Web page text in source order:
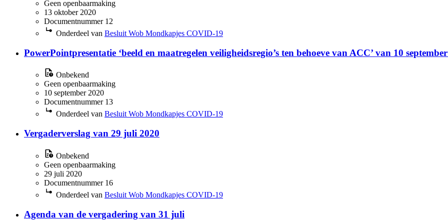
Geen openbaarmaking
13 oktober 2020
Documentnummer 12
Onderdeel van Besluit Wob Mondkapjes COVID-19
PowerPointpresentatie ‘beeld en maatregelen veiligheidsregio’s ten behoeve van ACC’ van 10
Onbekend
Geen openbaarmaking
10 september 2020
Documentnummer 13
Onderdeel van Besluit Wob Mondkapjes COVID-19
Vergaderverslag van 29 juli 2020
Onbekend
Geen openbaarmaking
29 juli 2020
Documentnummer 16
Onderdeel van Besluit Wob Mondkapjes COVID-19
Agenda van de vergadering van 31 juli